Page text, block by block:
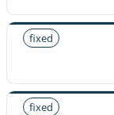
fixed
fixed